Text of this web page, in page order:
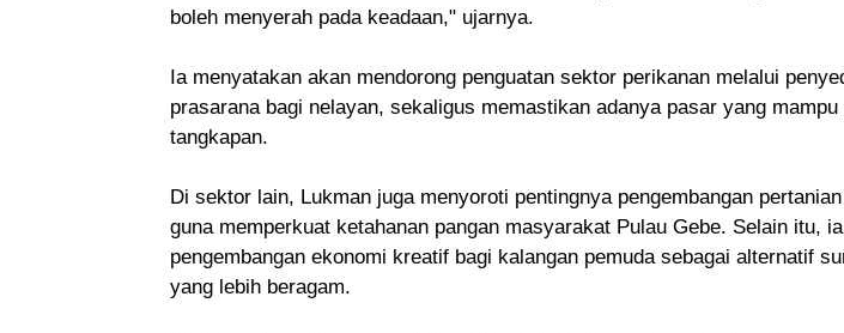
boleh menyerah pada keadaan," ujarnya.
Ia menyatakan akan mendorong penguatan sektor perikanan melalui
prasarana bagi nelayan, sekaligus memastikan adanya pasar yang
tangkapan.
Di sektor lain, Lukman juga menyoroti pentingnya pengembangan
guna memperkuat ketahanan pangan masyarakat Pulau Gebe. Selain itu,
pengembangan ekonomi kreatif bagi kalangan pemuda sebagai alternatif
yang lebih beragam.